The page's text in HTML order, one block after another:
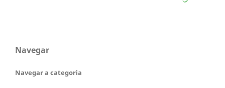
Navegar
Navegar a categoria